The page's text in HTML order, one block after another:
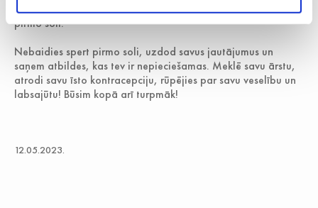
kontracepcijas jomā, un šis pasākums ir lieliska iespēja spert
pirmo soli.”
Nebaidies spert pirmo soli, uzdod savus jautājumus un
saņem atbildes, kas tev ir nepieciešamas. Meklē savu ārstu,
atrodi savu īsto kontracepciju, rūpējies par savu veselību un
labsajūtu! Būsim kopā arī turpmāk!
12.05.2023.